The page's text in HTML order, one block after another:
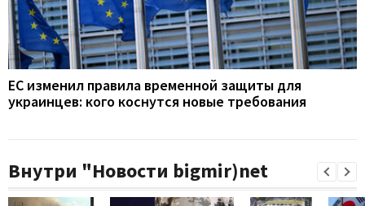
ЕС изменил правила временной защиты для
украинцев: кого коснутся новые требования
Внутри "Новости bigmir)net